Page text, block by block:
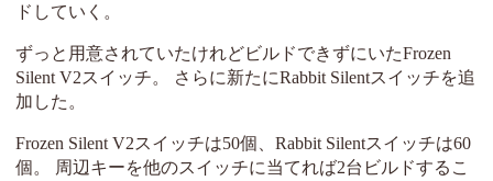
ドしていく。
ずっと用意されていたけれどビルドできずにいたFrozen
Silent V2スイッチ。 さらに新たにRabbit Silentスイッチを追
加した。
Frozen Silent V2スイッチは50個、Rabbit Silentスイッチは60
個。 周辺キーを他のスイッチに当てれば2台ビルドするこ